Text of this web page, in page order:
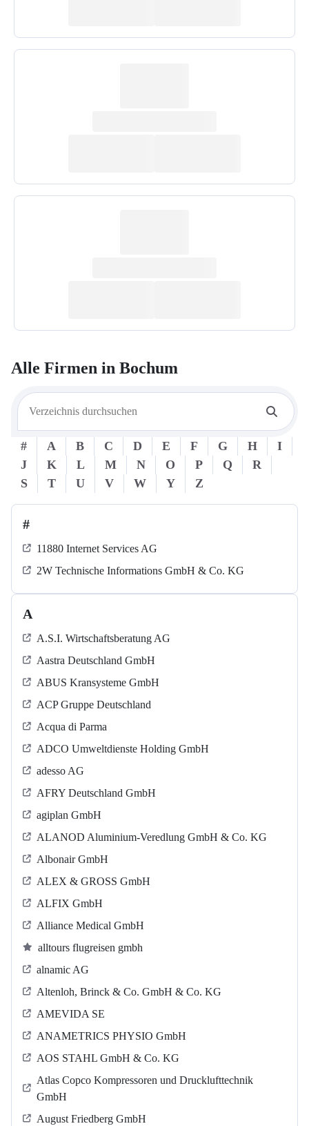
Alle Firmen in Bochum
# A B C D E F G H
I
J
K L M N O P Q
R
S
T U V W Y Z
#
11880 Internet Services AG
2W Technische Informations GmbH & Co. KG
A
A.S.I. Wirtschaftsberatung AG
Aastra Deutschland GmbH
ABUS Kransysteme GmbH
ACP Gruppe Deutschland
Acqua di Parma
ADCO Umweltdienste Holding GmbH
adesso AG
AFRY Deutschland GmbH
agiplan GmbH
ALANOD Aluminium-Veredlung GmbH & Co. KG
Albonair GmbH
ALEX & GROSS GmbH
ALFIX GmbH
Alliance Medical GmbH
alltours flugreisen gmbh
alnamic AG
Altenloh, Brinck & Co. GmbH & Co. KG
AMEVIDA SE
ANAMETRICS PHYSIO GmbH
AOS STAHL GmbH & Co. KG
Atlas Copco Kompressoren und Drucklufttechnik
GmbH
August Friedberg GmbH